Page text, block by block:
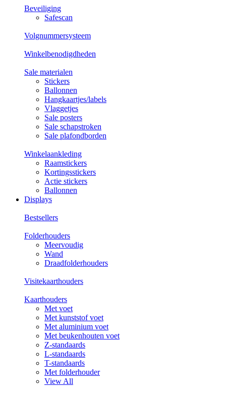
Beveiliging
Safescan
Volgnummersysteem
Winkelbenodigdheden
Sale materialen
Stickers
Ballonnen
Hangkaartjes/labels
Vlaggetjes
Sale posters
Sale schapstroken
Sale plafondborden
Winkelaankleding
Raamstickers
Kortingsstickers
Actie stickers
Ballonnen
Displays
Bestsellers
Folderhouders
Meervoudig
Wand
Draadfolderhouders
Visitekaarthouders
Kaarthouders
Met voet
Met kunststof voet
Met aluminium voet
Met beukenhouten voet
Z-standaards
L-standaards
T-standaards
Met folderhouder
View All